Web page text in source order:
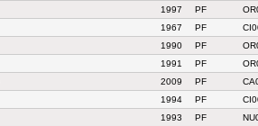
1997 PF
1967 PF
1990 PF
1991 PF
2009 PF
1994 PF
1993 PF